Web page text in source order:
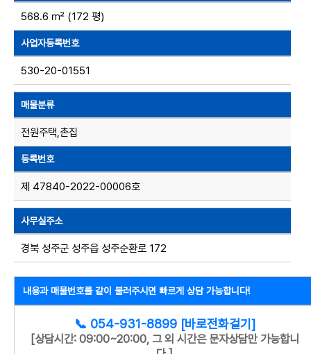
568.6 ㎡ (172 평)
사업자등록번호
530-20-01551
매물분류
전원주택,촌집
등록번호
제 47840-2022-00006호
사무실주소
경북 성주군 성주읍 성주순환로 172
내용과 매물번호를 같이 불러주시면 빠르게 상담 가능합니다!
📞 054-931-8899 [바로전화걸기]
[상담시간: 09:00~20:00, 그 외 시간은 문자상담만 가능합니